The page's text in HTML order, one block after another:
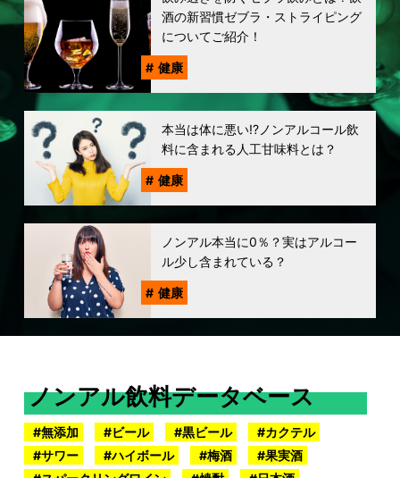
酒の新習慣ゼブラ・ストライピング
についてご紹介！
健康
本当は体に悪い!?ノンアルコール飲
料に含まれる人工甘味料とは？
健康
ノンアル本当に0％？実はアルコー
ル少し含まれている？
健康
ノンアル飲料データベース
無添加 ビール 黒ビール
カクテル
サワー
ハイボール 梅酒
果実酒